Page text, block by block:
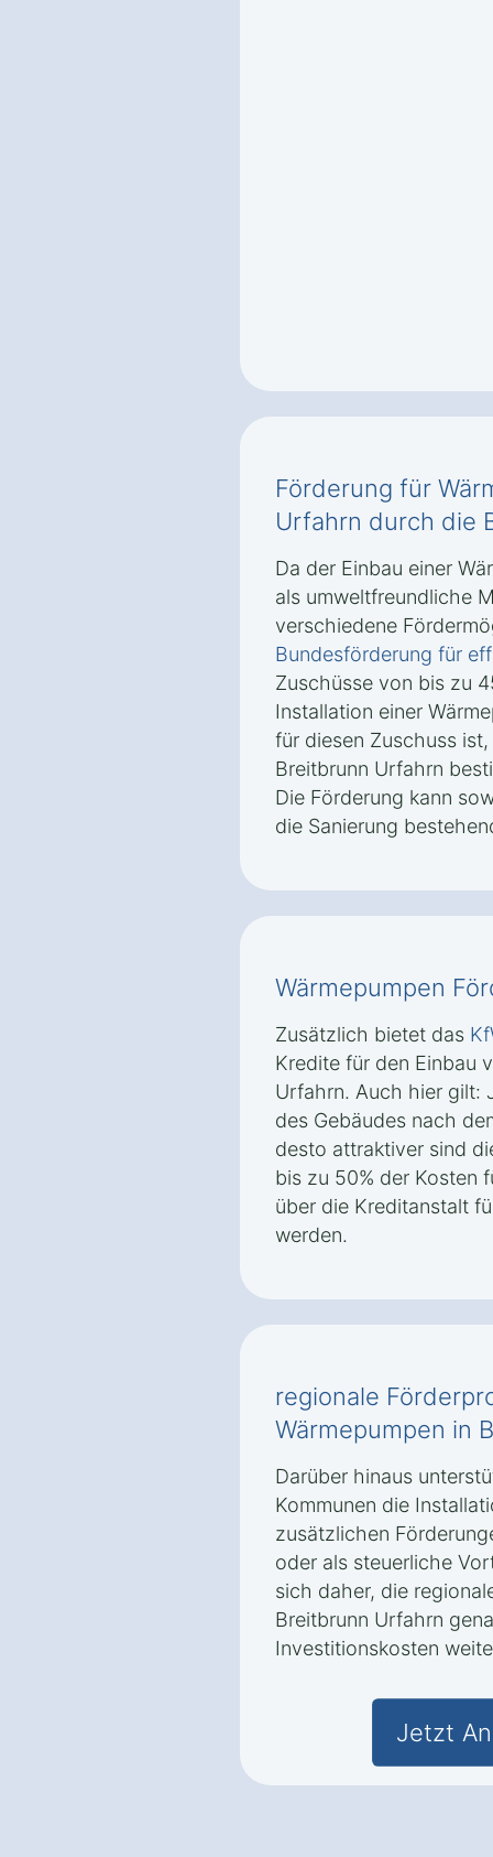
Förderung für
Urfahrn durch die
Da der Einbau einer
als umweltfreundliche
verschiedene
Bundesförderung für
Zuschüsse von bis zu
Installation einer
für diesen Zuschuss
Breitbrunn Urfahrn
Die Förderung kann
die Sanierung
Wärmepumpen
Zusätzlich bietet das
Kredite für den Einbau
Urfahrn. Auch hier gilt:
des Gebäudes nach
desto attraktiver sind
bis zu 50% der Kosten
über die Kreditanstalt
werden.
regionale
Wärmepumpen in
Darüber hinaus
Kommunen die
zusätzlichen
oder als steuerliche
sich daher, die
Breitbrunn Urfahrn
Investitionskosten
Jetzt